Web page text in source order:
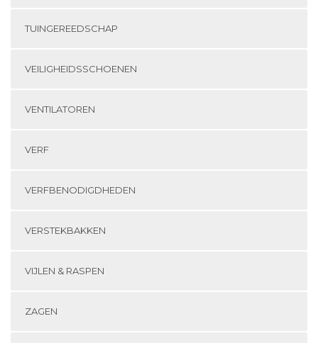
TUINGEREEDSCHAP
VEILIGHEIDSSCHOENEN
VENTILATOREN
VERF
VERFBENODIGDHEDEN
VERSTEKBAKKEN
VIJLEN & RASPEN
ZAGEN